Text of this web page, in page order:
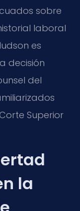
sobre
laboral
es
decisión
del
Superior
la